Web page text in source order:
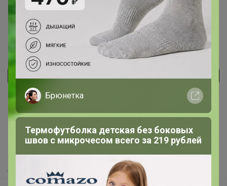
Как здесь все устроено?
Как сделать заказ?
Доставка
Брюнетка
Термофутболка детская без боковых
швов с микрочесом всего за 219 рублей